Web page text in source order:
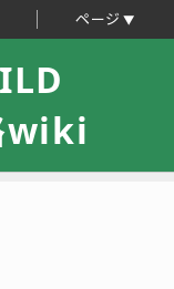
ページ
wiki